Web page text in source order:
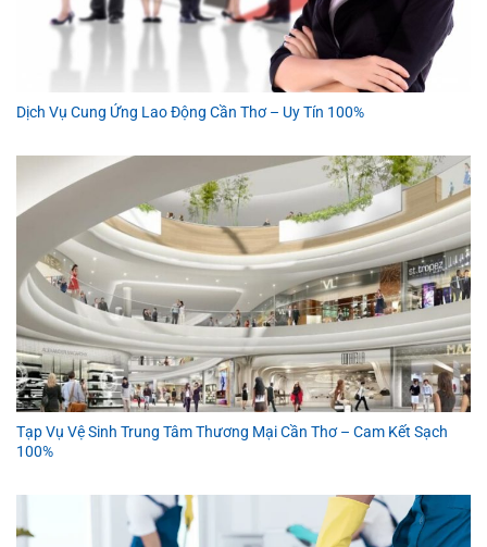
Dịch Vụ Cung Ứng Lao Động Cần Thơ – Uy Tín 100%
Tạp Vụ Vệ Sinh Trung Tâm Thương Mại Cần Thơ – Cam Kết Sạch
100%